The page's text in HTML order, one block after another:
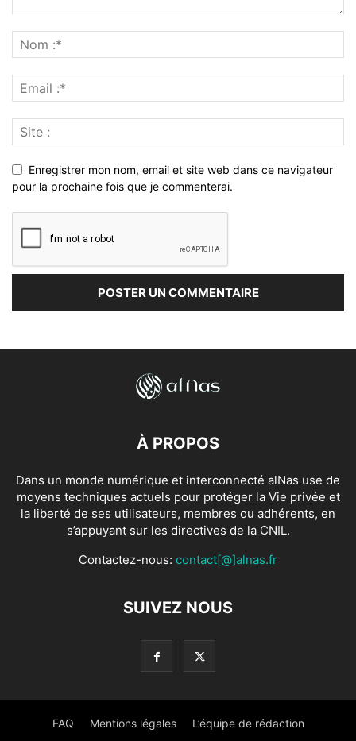
Enregistrer mon nom, email et site web dans ce navigateur
pour la prochaine fois que je commenterai.
À PROPOS
Dans un monde numérique et interconnecté alNas use de
moyens techniques actuels pour protéger la Vie privée et
la liberté de ses utilisateurs, membres ou adhérents, en
s’appuyant sur les directives de la CNIL.
Contactez-nous: contact[@]alnas.fr
SUIVEZ NOUS
FAQ Mentions légales L’équipe de rédaction